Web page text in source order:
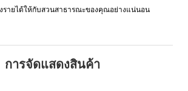
รายได้ให้กับสวนสาธารณะของคุณอย่างแน่นอน
การจัดแสดงสินค้า